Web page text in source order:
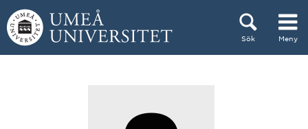
Hoppa direkt till innehållet
Sök Meny